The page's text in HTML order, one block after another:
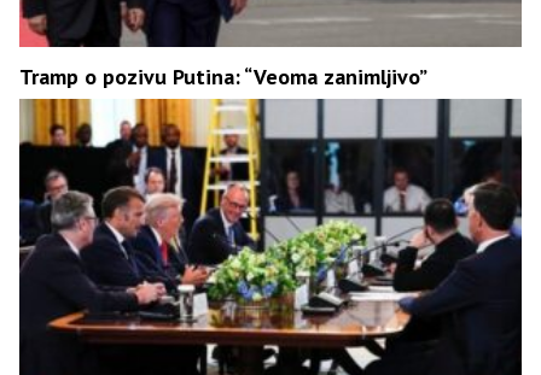
Tramp o pozivu Putina: “Veoma zanimljivo”